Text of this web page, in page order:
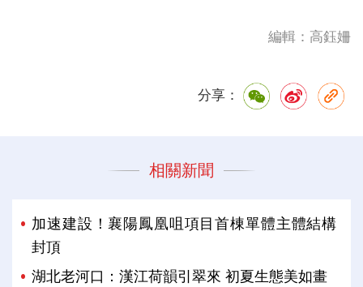
編輯：高鈺姍
分享：
相關新聞
加速建設！襄陽鳳凰咀項目首棟單體主體結構
封頂
湖北老河口：漢江荷韻引翠來 初夏生態美如畫